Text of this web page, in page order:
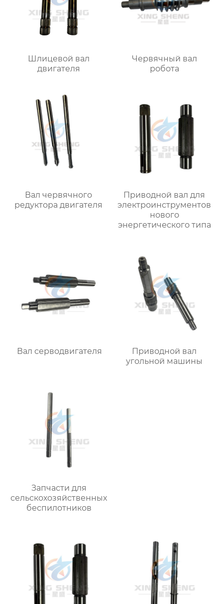
Шлицевой вал
двигателя
Червячный вал
робота
Вал червячного
редуктора двигателя
Приводной вал для
электроинструментов
нового
энергетического типа
Вал серводвигателя
Приводной вал
угольной машины
Запчасти для
сельскохозяйственных
беспилотников